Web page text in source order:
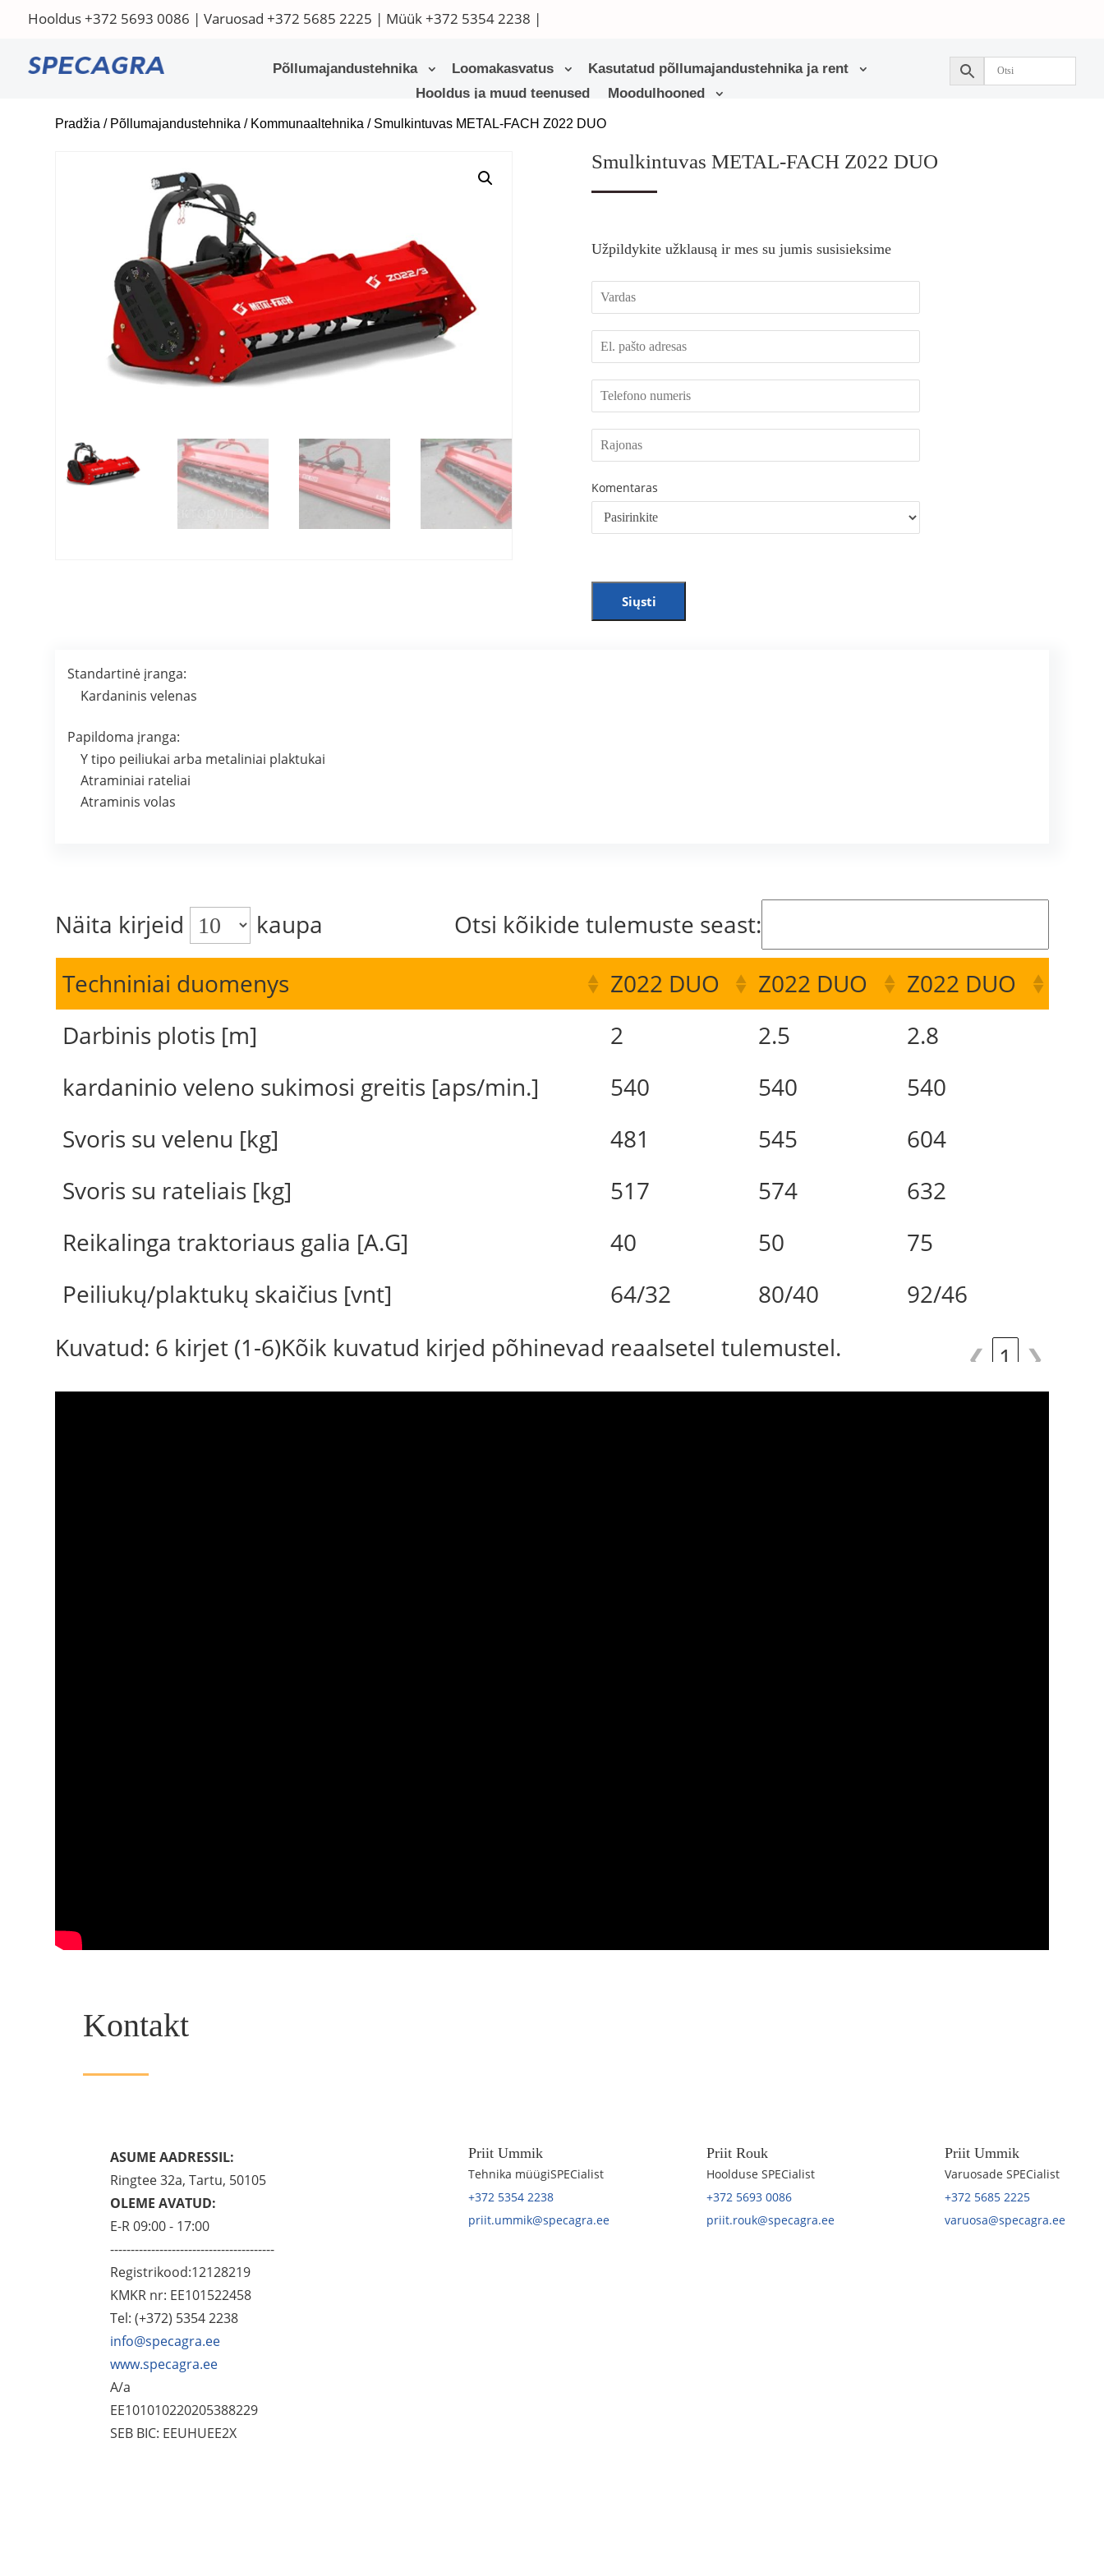
Hooldus+372 5693 0086 | Varuosad +372 5685 2225 | Müük+372 5354 2238 |
Põllumajandustehnika Loomakasvatus
Kasutatud põllumajandustehnika ja rent
Hooldus ja muud teenused
Moodulhooned
Pradžia / Põllumajandustehnika / Kommunaaltehnika / Smulkintuvas METAL-FACH Z022 DUO
Smulkintuvas METAL-FACH Z022 DUO
Užpildykite užklausą ir mes su jumis susisieksime
Komentaras
Siųsti
Standartinė įranga:
Kardaninis velenas
Papildoma įranga:
Y tipo peiliukai arba metaliniai plaktukai
Atraminiai rateliai
Atraminis volas
Näita kirjeid kaupa
Otsi kõikide tulemuste seast:
Techniniai duomenys
Z022 DUO Z022 DUO
Z022 DUO
Darbinis plotis [m]
2 2.5
2.8
kardaninio veleno sukimosi greitis [aps/min.]
540 540
540
Svoris su velenu [kg]
481 545
604
Svoris su rateliais [kg]
517 574
632
Reikalinga traktoriaus galia [A.G]
40 50
75
Peiliukų/plaktukų skaičius [vnt]
64/32 80/40
92/46
Kuvatud: 6 kirjet (1-6)Kõik kuvatud kirjed põhinevad reaalsetel tulemustel.
❮ 1 ❯
Kontakt
ASUME AADRESSIL:
Ringtee 32a, Tartu, 50105
OLEME AVATUD:
E-R 09:00 - 17:00
----------------------------------------
Registrikood:12128219
KMKR nr: EE101522458
Tel: (+372) 5354 2238
info@specagra.ee
www.specagra.ee
A/a
EE101010220205388229
SEB BIC: EEUHUEE2X
Priit Ummik
Tehnika müügiSPECialist
+372 5354 2238
priit.ummik@specagra.ee
Priit Rouk
Hoolduse SPECialist
+372 5693 0086
priit.rouk@specagra.ee
Priit Ummik
Varuosade SPECialist
+372 5685 2225
varuosa@specagra.ee